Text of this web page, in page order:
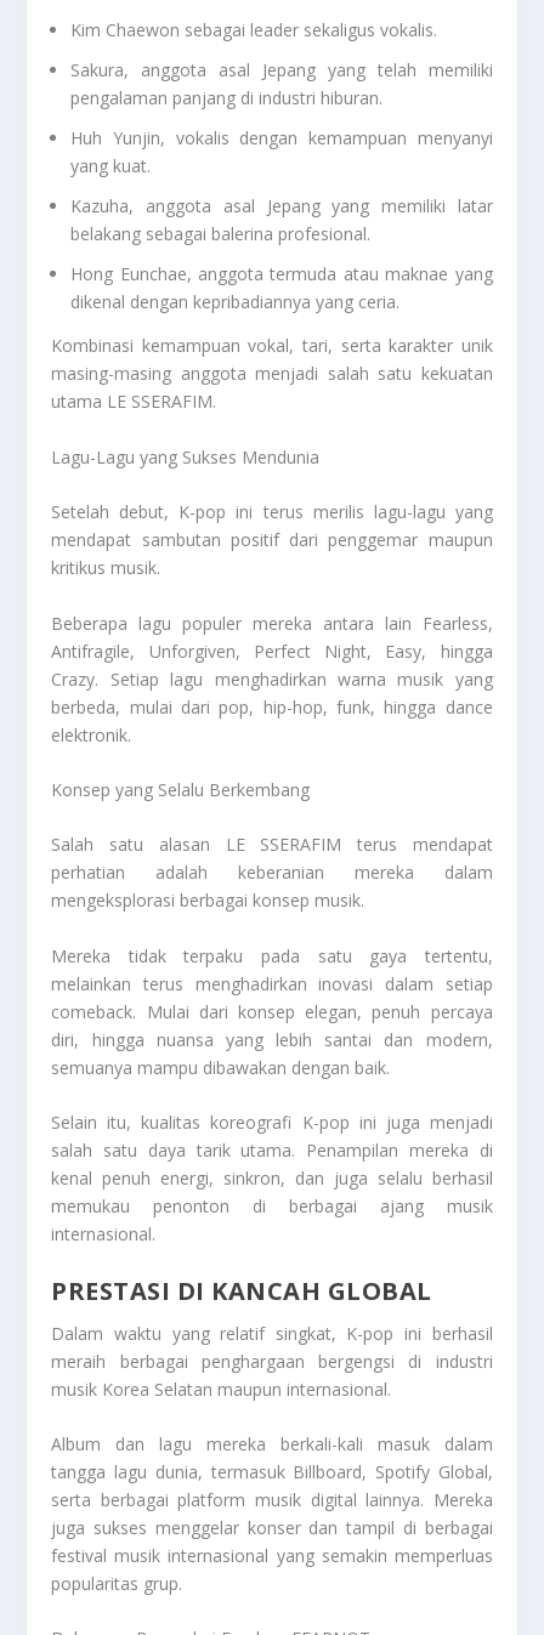
Kim Chaewon sebagai leader sekaligus vokalis.
Sakura, anggota asal Jepang yang telah memiliki
pengalaman panjang di industri hiburan.
Huh Yunjin, vokalis dengan kemampuan menyanyi
yang kuat.
Kazuha, anggota asal Jepang yang memiliki latar
belakang sebagai balerina profesional.
Hong Eunchae, anggota termuda atau maknae yang
dikenal dengan kepribadiannya yang ceria.
Kombinasi kemampuan vokal, tari, serta karakter unik
masing-masing anggota menjadi salah satu kekuatan
utama LE SSERAFIM.
Lagu-Lagu yang Sukses Mendunia
Setelah debut, K-pop ini terus merilis lagu-lagu yang
mendapat sambutan positif dari penggemar maupun
kritikus musik.
Beberapa lagu populer mereka antara lain Fearless,
Antifragile, Unforgiven, Perfect Night, Easy, hingga
Crazy. Setiap lagu menghadirkan warna musik yang
berbeda, mulai dari pop, hip-hop, funk, hingga dance
elektronik.
Konsep yang Selalu Berkembang
Salah satu alasan LE SSERAFIM terus mendapat
perhatian adalah keberanian mereka dalam
mengeksplorasi berbagai konsep musik.
Mereka tidak terpaku pada satu gaya tertentu,
melainkan terus menghadirkan inovasi dalam setiap
comeback. Mulai dari konsep elegan, penuh percaya
diri, hingga nuansa yang lebih santai dan modern,
semuanya mampu dibawakan dengan baik.
Selain itu, kualitas koreografi K-pop ini juga menjadi
salah satu daya tarik utama. Penampilan mereka di
kenal penuh energi, sinkron, dan juga selalu berhasil
memukau penonton di berbagai ajang musik
internasional.
PRESTASI DI KANCAH GLOBAL
Dalam waktu yang relatif singkat, K-pop ini berhasil
meraih berbagai penghargaan bergengsi di industri
musik Korea Selatan maupun internasional.
Album dan lagu mereka berkali-kali masuk dalam
tangga lagu dunia, termasuk Billboard, Spotify Global,
serta berbagai platform musik digital lainnya. Mereka
juga sukses menggelar konser dan tampil di berbagai
festival musik internasional yang semakin memperluas
popularitas grup.